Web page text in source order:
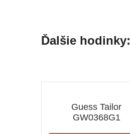
Ďalšie hodinky:
Guess Tailor
GW0368G1